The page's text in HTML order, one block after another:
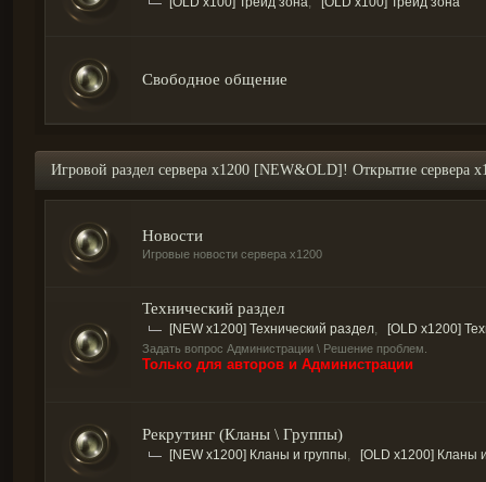
Свободное общение
Игровой раздел сервера х1200 [NEW&OLD]! Открытие
Новости
Игровые новости сервера х1200
Технический раздел
[NEW x1200] Технический раздел, [OLD x1200]
Задать вопрос Администрации \ Решение проблем.
Только для авторов и Администрации
Рекрутинг (Кланы \ Группы)
[NEW x1200] Кланы и группы, [OLD x1200] Кланы